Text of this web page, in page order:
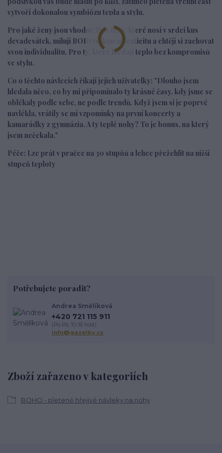
vytvoří dokonalou symbiózu tepla a stylu.
Pro jaké ženy jsou vhodné:
Pro ženy, které nosí v srdci kus
devadesátek, milují BOHOvskou autenticitu a chtějí si zachovat
svou individualitu. Pro ty, které hledají teplo bez kompromisů
ve stylu.
Co o těchto návlecích říkají jejich uživatelky: "Dlouho jsem
hledala něco, co by mi připomínalo ty krásné časy, kdy jsme se
oblékaly podle sebe, ne podle trendů. Když jsem si je poprvé
navlékla, vrátily se mi vzpomínky na první koncerty a
kamarádky z gymnázia. A ty teplé nohy? To je bonus, na který
jsem nečekala."
Péče: Lze prát v pračce na 30 stupňů a lehce přežehlit na nižší
stupeň teploty
Zboží zařazeno v kategoriích
BOHO - pletené hřejivé návleky na nohy
Potřebujete poradit?
Andrea Smělíková
+420 721 115 911
(Po-Pá, 10-16 hod.)
info@gazelky.cz